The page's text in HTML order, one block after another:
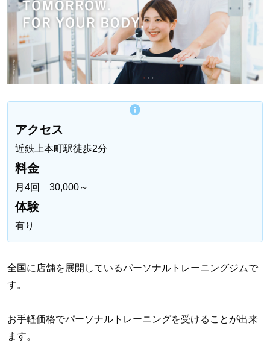
アクセス
近鉄上本町駅徒歩2分
料金
月4回 30,000～
体験
有り
全国に店舗を展開しているパーソナルトレーニングジムで
す。
お手軽価格でパーソナルトレーニングを受けることが出来
ます。